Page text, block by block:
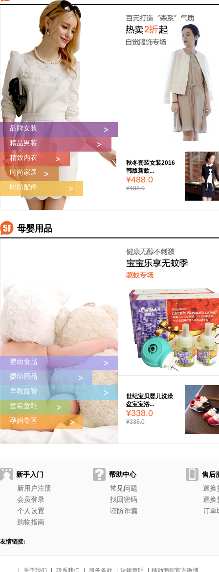
品牌女装
精品男装
精致内衣
时尚家居
时尚配件
秋冬套装女装2016
韩版新款...
¥488.0
¥488.0
母婴用品
婴幼食品
婴幼用品
早教益智
童装童鞋
孕妈专区
世纪宝贝婴儿洗澡
盆宝宝浴...
¥338.0
¥338.0
新手入门
新用户注册
会员登录
个人设置
购物指南
帮助中心
常见问题
找回密码
谨防诈骗
售后
退换
退换
订单
友情链接:
关于我们 联系我们 服务条款 法律声明
移动商街官方微博